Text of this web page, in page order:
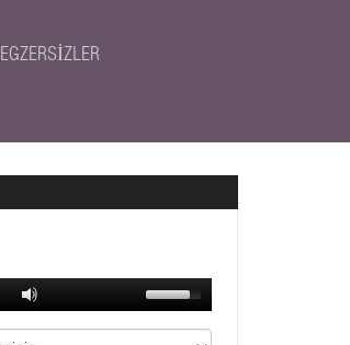
EGZERSIZLER